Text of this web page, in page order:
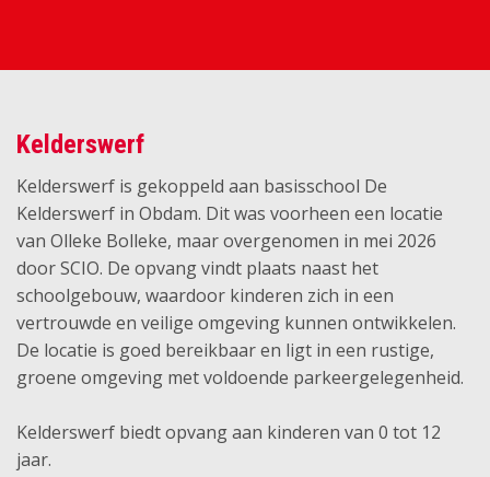
Kelderswerf
Kelderswerf is gekoppeld aan basisschool De
Kelderswerf in Obdam. Dit was voorheen een locatie
van Olleke Bolleke, maar overgenomen in mei 2026
door SCIO. De opvang vindt plaats naast het
schoolgebouw, waardoor kinderen zich in een
vertrouwde en veilige omgeving kunnen ontwikkelen.
De locatie is goed bereikbaar en ligt in een rustige,
groene omgeving met voldoende parkeergelegenheid.
Kelderswerf biedt opvang aan kinderen van 0 tot 12
jaar.